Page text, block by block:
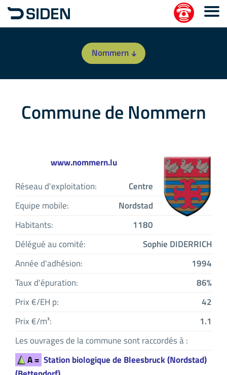
Nommern
Commune de Nommern
www.nommern.lu
Réseau d'exploitation:
Centre
Equipe mobile:
Nordstad
Habitants:
1180
Délégué au comité:
Sophie DIDERRICH
Année d'adhésion:
1994
Taux d'épuration:
86%
Prix €/EH p:
42
Prix €/m³:
1.1
Les ouvrages de la commune sont raccordés à :
A = Station biologique de Bleesbruck (Nordstad)